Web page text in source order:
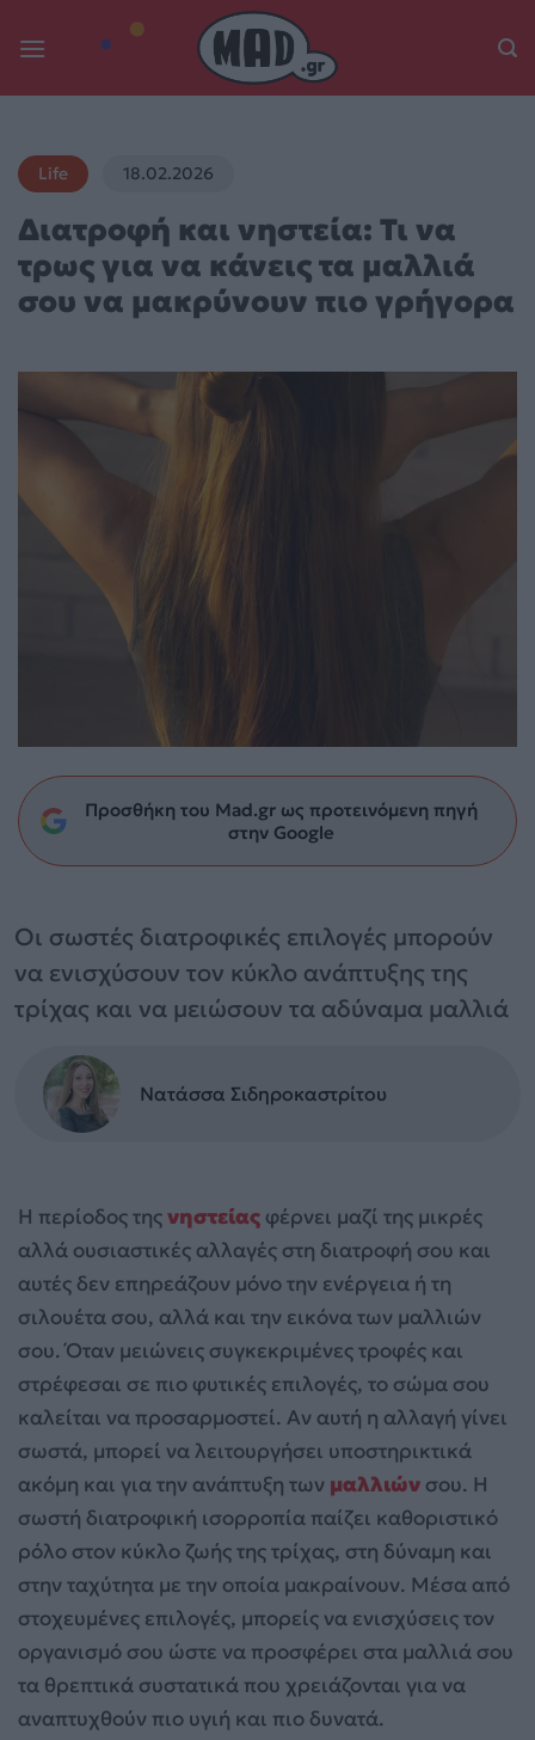
Life 18.02.2026
Διατροφή και νηστεία: Τι να
τρως για να κάνεις τα μαλλιά
σου να μακρύνουν πιο γρήγορα
Προσθήκη του Mad.gr ως προτεινόμενη πηγή
στην Google
Οι σωστές διατροφικές επιλογές μπορούν
να ενισχύσουν τον κύκλο ανάπτυξης της
τρίχας και να μειώσουν τα αδύναμα μαλλιά
Νατάσσα Σιδηροκαστρίτου
Η περίοδος τηςνηστείας φέρνει μαζί της μικρές
αλλά ουσιαστικές αλλαγές στη διατροφή σου και
αυτές δεν επηρεάζουν μόνο την ενέργεια ή τη
σιλουέτα σου, αλλά και την εικόνα των μαλλιών
σου. Όταν μειώνεις συγκεκριμένες τροφές και
στρέφεσαι σε πιο φυτικές επιλογές, το σώμα σου
καλείται να προσαρμοστεί. Αν αυτή η αλλαγή γίνει
σωστά, μπορεί να λειτουργήσει υποστηρικτικά
ακόμη και για την ανάπτυξη των μαλλιών σου. Η
σωστή διατροφική ισορροπία παίζει καθοριστικό
ρόλο στον κύκλο ζωής της τρίχας, στη δύναμη και
στην ταχύτητα με την οποία μακραίνουν. Μέσα από
στοχευμένες επιλογές, μπορείς να ενισχύσεις τον
οργανισμό σου ώστε να προσφέρει στα μαλλιά σου
τα θρεπτικά συστατικά που χρειάζονται για να
αναπτυχθούν πιο υγιή και πιο δυνατά.